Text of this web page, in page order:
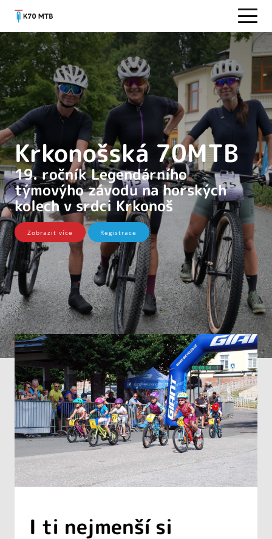
Krkonošská 70MTB
19. ročník Legendárního
týmovýho závodu na horských
kolech v srdci Krkonoš
Zobrazit více Registrace
I ti nejmenší si